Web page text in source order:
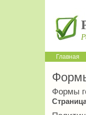
Главная
Формы